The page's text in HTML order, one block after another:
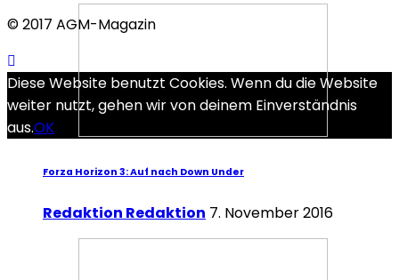
Forza Horizon 3: Auf nach Down Under
Redaktion Redaktion 7. November 2016
© 2017 AGM-Magazin
Diese Website benutzt Cookies. Wenn du die Website
weiter nutzt, gehen wir von deinem Einverständnis
aus.OK